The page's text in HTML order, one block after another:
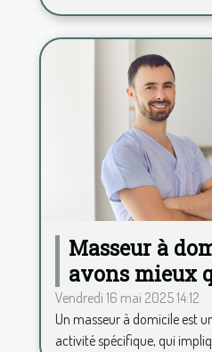
Masseur à
avons mieux
application
vos frais
Vendredi 16 mai 2025 14:12
Un masseur à domicile est
activité spécifique, qui